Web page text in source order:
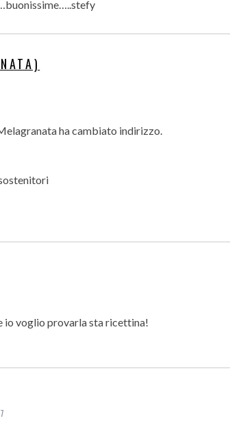
ha cambiato indirizzo.
io voglio provarla sta ricettina!